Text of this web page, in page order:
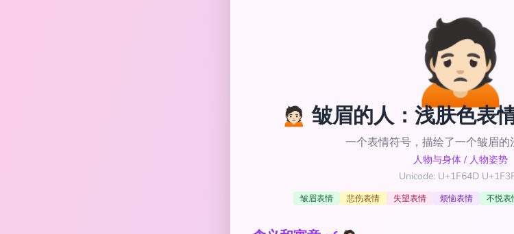
🙍🏻
🙍🏻 皱眉的人：浅肤色表
一个表情符号，描绘了一个皱眉的
人物与身体 / 人物姿势
Unicode: U+1F64D
皱眉表情 悲伤表情 失望表情 烦恼表情 不悦表